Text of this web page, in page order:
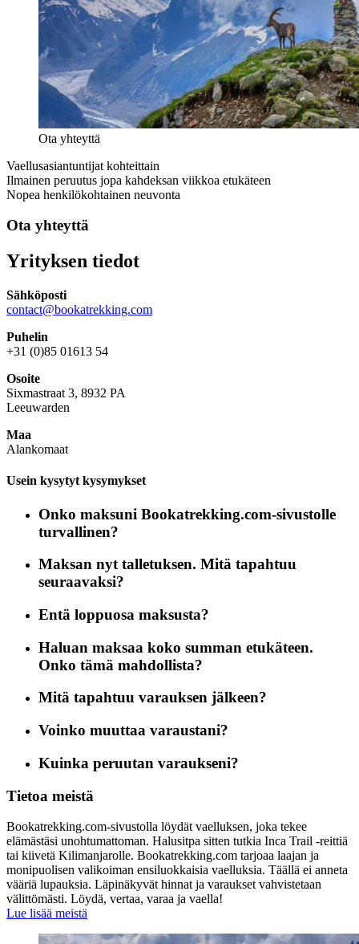
Ota yhteyttä
Vaellusasiantuntijat kohteittain
Ilmainen peruutus jopa kahdeksan viikkoa etukäteen
Nopea henkilökohtainen neuvonta
Ota yhteyttä
Yrityksen tiedot
Sähköposti
contact@bookatrekking.com
Puhelin
+31 (0)85 01613 54
Osoite
Sixmastraat 3, 8932 PA
Leeuwarden
Maa
Alankomaat
Usein kysytyt kysymykset
Onko maksuni Bookatrekking.com-sivustolle
turvallinen?
Maksan nyt talletuksen. Mitä tapahtuu
seuraavaksi?
Entä loppuosa maksusta?
Haluan maksaa koko summan etukäteen.
Onko tämä mahdollista?
Mitä tapahtuu varauksen jälkeen?
Voinko muuttaa varaustani?
Kuinka peruutan varaukseni?
Tietoa meistä
Bookatrekking.com-sivustolla löydät vaelluksen, joka tekee
elämästäsi unohtumattoman. Halusitpa sitten tutkia Inca Trail -reittiä
tai kiivetä Kilimanjarolle. Bookatrekking.com tarjoaa laajan ja
monipuolisen valikoiman ensiluokkaisia vaelluksia. Täällä ei anneta
vääriä lupauksia. Läpinäkyvät hinnat ja varaukset vahvistetaan
välittömästi. Löydä, vertaa, varaa ja vaella!
Lue lisää meistä